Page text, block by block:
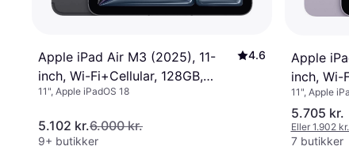
Apple iPad Air M3 (2025), 11-
inch, Wi-Fi+Cellular, 128GB,
Space Grey
4.6
11", Apple iPadOS 18
5.102 kr.6.000 kr.
9+ butikker
Apple
inch, Wi-
Purple
11", Apple
5.705 kr.
Eller 1.902
7 butikker